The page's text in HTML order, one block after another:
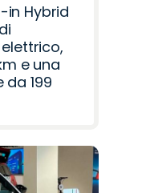
in Hybrid
e una
199